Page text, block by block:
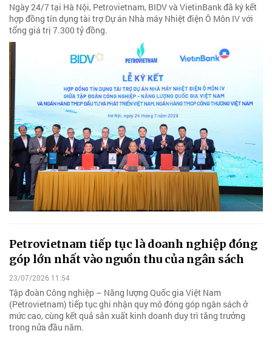
Ngày 24/7 tại Hà Nội, Petrovietnam, BIDV và VietinBank đã ký kết
hợp đồng tín dụng tài trợ Dự án Nhà máy Nhiệt điện Ô Môn IV với
tổng giá trị 7.300 tỷ đồng.
Petrovietnam tiếp tục là doanh nghiệp đóng
góp lớn nhất vào nguồn thu của ngân sách
23/07/2026 11:54
Tập đoàn Công nghiệp – Năng lượng Quốc gia Việt Nam
(Petrovietnam) tiếp tục ghi nhận quy mô đóng góp ngân sách ở
mức cao, cùng kết quả sản xuất kinh doanh duy trì tăng trưởng
trong nửa đầu năm.